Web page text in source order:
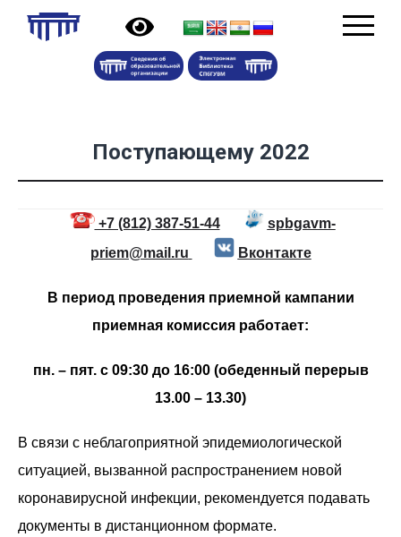
Поступающему 2022
+7 (812) 387-51-44
spbgavm-
priem@mail.ru
Вконтакте
В период проведения приемной кампании
приемная комиссия работает:
пн. – пят. с 09:30 до 16:00 (обеденный перерыв
13.00 – 13.30)
В связи с неблагоприятной эпидемиологической
ситуацией, вызванной распространением новой
коронавирусной инфекции, рекомендуется подавать
документы в дистанционном формате.